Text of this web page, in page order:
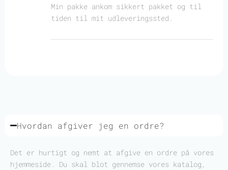
Min pakke ankom sikkert pakket og til
tiden til mit udleveringssted.
Hvordan afgiver jeg en ordre?
Det er hurtigt og nemt at afgive en ordre på vores
hjemmeside. Du skal blot gennemse vores katalog,